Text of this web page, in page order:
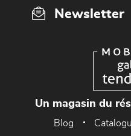
Newsletter
Un magasin du
Blog